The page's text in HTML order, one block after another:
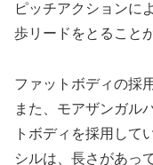
ピッチアクションに
歩リードをとること
ファットボディの採用
また、モアザンガル
トボディを採用して
シルは、長さがあっ